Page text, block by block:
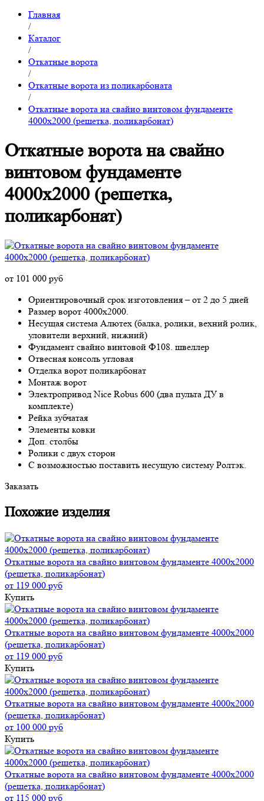
Главная
/
Каталог
/
Откатные ворота
/
Откатные ворота из поликарбоната
/
Откатные ворота на свайно винтовом фундаменте
4000x2000 (решетка, поликарбонат)
Откатные ворота на свайно
винтовом фундаменте
4000x2000 (решетка,
поликарбонат)
от 101 000 руб
Ориентировочный срок изготовления – от 2 до 5 дней
Размер ворот 4000х2000.
Несущая система Алютех (балка, ролики, вехний ролик,
уловители верхний, нижний)
Фундамент свайно винтовой Ф108. швеллер
Отвесная консоль угловая
Отделка ворот поликарбонат
Монтаж ворот
Электропривод Nice Robus 600 (два пульта ДУ в
комплекте)
Рейка зубчатая
Элементы ковки
Доп. столбы
Ролики с двух сторон
С возможностью поставить несущую систему Ролтэк.
Заказать
Похожие изделия
Откатные ворота на свайно винтовом фундаменте 4000x2000
(решетка, поликарбонат)
от 119 000 руб
Купить
Откатные ворота на свайно винтовом фундаменте 4000x2000
(решетка, поликарбонат)
от 119 000 руб
Купить
Откатные ворота на свайно винтовом фундаменте 4000x2000
(решетка, поликарбонат)
от 100 000 руб
Купить
Откатные ворота на свайно винтовом фундаменте 4000x2000
(решетка, поликарбонат)
от 115 000 руб